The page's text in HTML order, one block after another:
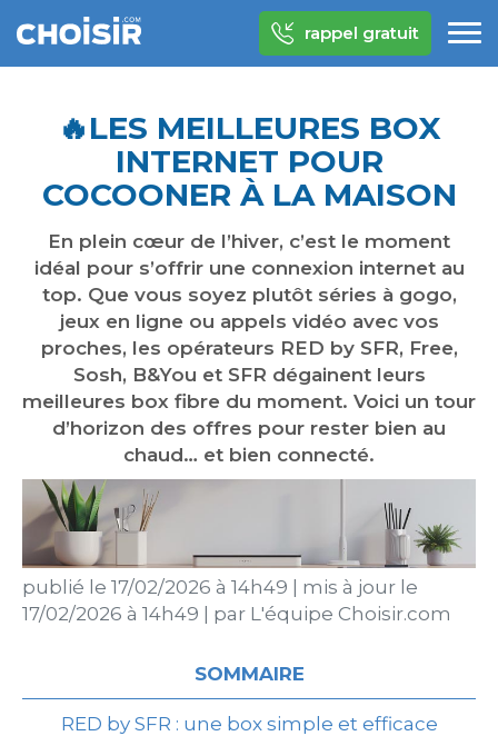
rappel gratuit
​🔥​LES MEILLEURES BOX
INTERNET POUR
COCOONER À LA MAISON
En plein cœur de l’hiver, c’est le moment
idéal pour s’offrir une connexion internet au
top. Que vous soyez plutôt séries à gogo,
jeux en ligne ou appels vidéo avec vos
proches, les opérateurs RED by SFR, Free,
Sosh, B&You et SFR dégainent leurs
meilleures box fibre du moment. Voici un tour
d’horizon des offres pour rester bien au
chaud… et bien connecté.
publié le 17/02/2026 à 14h49
mis à jour le
17/02/2026 à 14h49
par L'équipe Choisir.com
SOMMAIRE
RED by SFR : une box simple et efficace